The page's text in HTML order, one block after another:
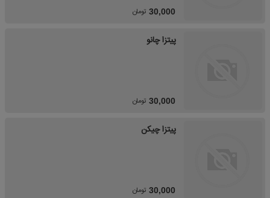
30,000 تومان
پیتزا چانو
30,000 تومان
پیتزا چیکن
30,000 تومان